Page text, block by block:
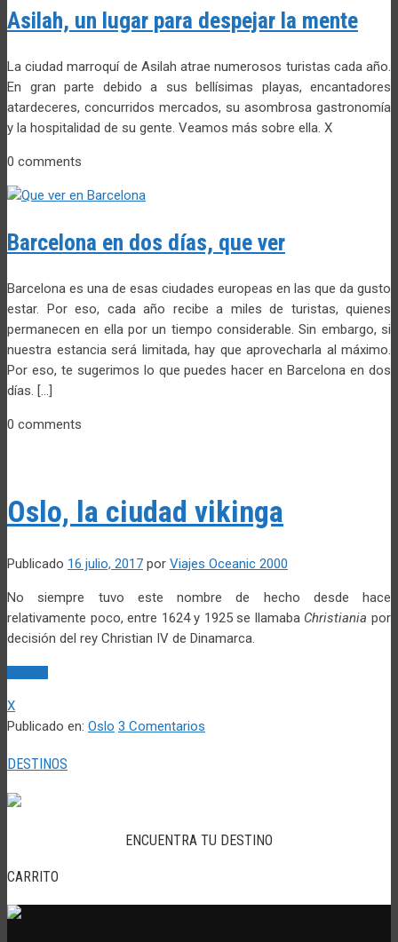
Asilah, un lugar para despejar la mente
La ciudad marroquí de Asilah atrae numerosos turistas cada año.
En gran parte debido a sus bellísimas playas, encantadores
atardeceres, concurridos mercados, su asombrosa gastronomía
y la hospitalidad de su gente. Veamos más sobre ella. X
0 comments
Barcelona en dos días, que ver
Barcelona es una de esas ciudades europeas en las que da gusto
estar. Por eso, cada año recibe a miles de turistas, quienes
permanecen en ella por un tiempo considerable. Sin embargo, si
nuestra estancia será limitada, hay que aprovecharla al máximo.
Por eso, te sugerimos lo que puedes hacer en Barcelona en dos
días. […]
0 comments
Oslo, la ciudad vikinga
Publicado 16 julio, 2017 por Viajes Oceanic 2000
No siempre tuvo este nombre de hecho desde hace
relativamente poco, entre 1624 y 1925 se llamaba Christiania por
decisión del rey Christian IV de Dinamarca.
X
Publicado en: Oslo 3 Comentarios
DESTINOS
ENCUENTRA TU DESTINO
CARRITO